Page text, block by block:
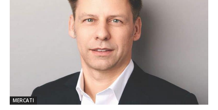
MERCATI